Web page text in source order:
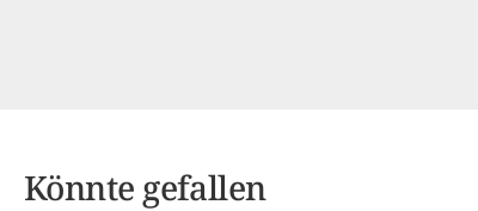
Könnte gefallen